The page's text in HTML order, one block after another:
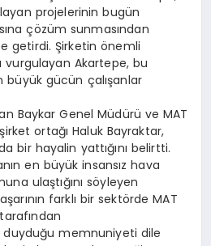
projelerinin bugün
çözüm sunmasından
getirdi. Şirketin önemli
vurgulayan Akartepe, bu
büyük gücün çalışanlar
Baykar Genel Müdürü ve MAT
ortağı Haluk Bayraktar,
bir hayalin yattığını belirtti.
en büyük insansız hava
ulaştığını söyleyen
farklı bir sektörde MAT
memnuniyeti dile